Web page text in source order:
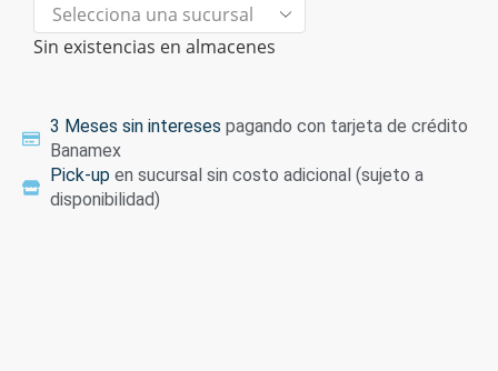
Sin existencias en almacenes
3 Meses sin intereses pagando con tarjeta de crédito
Banamex
Pick-up en sucursal sin costo adicional (sujeto a
disponibilidad)